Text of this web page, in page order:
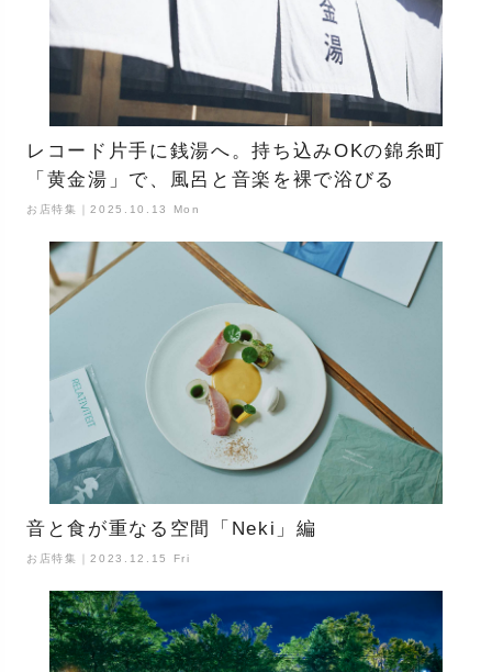
レコード片手に銭湯へ。持ち込みOKの錦糸町
「黄金湯」で、風呂と音楽を裸で浴びる
お店特集｜2025.10.13 Mon
音と食が重なる空間「Neki」編
お店特集｜2023.12.15 Fri